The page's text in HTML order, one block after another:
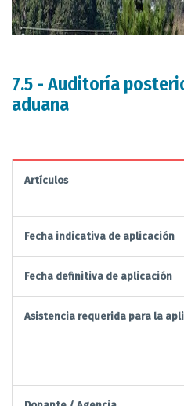
7.5 - Auditoría
aduana
Artículos
Fecha indicativa de aplicación
Fecha definitiva de aplicación
Asistencia requerida para la